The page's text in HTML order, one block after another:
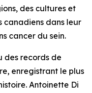
des cultures et
canadiens dans leur
cancer du sein.
des records de
enregistrant le plus
Antoinette Di